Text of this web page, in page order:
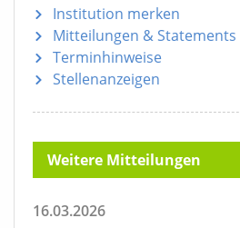
Institution merken
Mitteilungen & Statements
Terminhinweise
Stellenanzeigen
Weitere Mitteilungen
16.03.2026